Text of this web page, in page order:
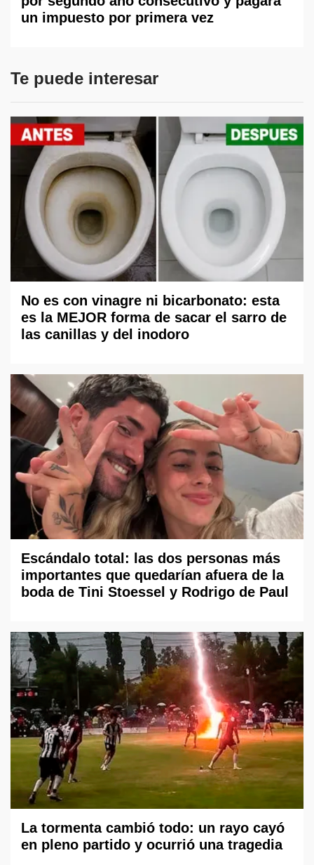
un impuesto por primera vez
Te puede interesar
No es con vinagre ni bicarbonato: esta
es la MEJOR forma de sacar el sarro de
las canillas y del inodoro
Escándalo total: las dos personas más
importantes que quedarían afuera de la
boda de Tini Stoessel y Rodrigo de Paul
La tormenta cambió todo: un rayo cayó
en pleno partido y ocurrió una tragedia